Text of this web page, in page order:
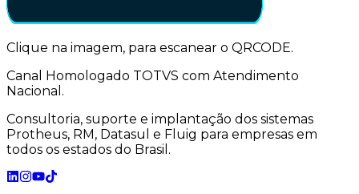
Clique na imagem, para escanear o QRCODE.
Canal Homologado TOTVS com Atendimento
Nacional.
Consultoria, suporte e implantação dos sistemas
Protheus, RM, Datasul e Fluig para empresas em
todos os estados do Brasil.